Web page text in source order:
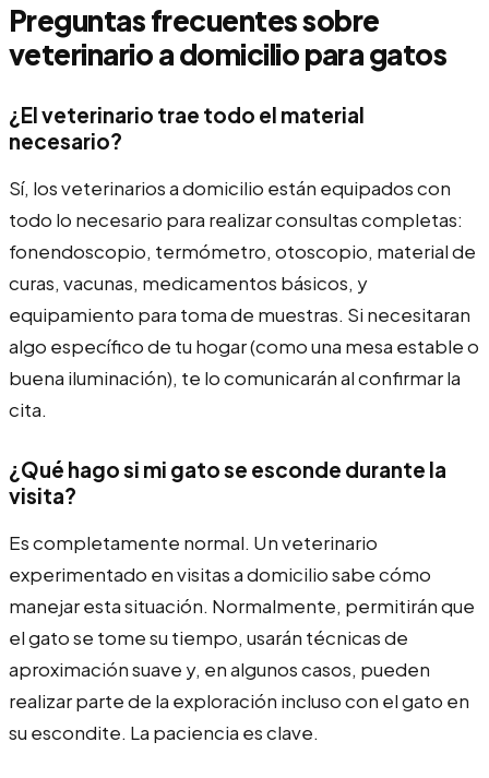
Preguntas frecuentes sobre
veterinario a domicilio para gatos
¿El veterinario trae todo el material
necesario?
Sí, los veterinarios a domicilio están equipados con
todo lo necesario para realizar consultas completas:
fonendoscopio, termómetro, otoscopio, material de
curas, vacunas, medicamentos básicos, y
equipamiento para toma de muestras. Si necesitaran
algo específico de tu hogar (como una mesa estable o
buena iluminación), te lo comunicarán al confirmar la
cita.
¿Qué hago si mi gato se esconde durante la
visita?
Es completamente normal. Un veterinario
experimentado en visitas a domicilio sabe cómo
manejar esta situación. Normalmente, permitirán que
el gato se tome su tiempo, usarán técnicas de
aproximación suave y, en algunos casos, pueden
realizar parte de la exploración incluso con el gato en
su escondite. La paciencia es clave.